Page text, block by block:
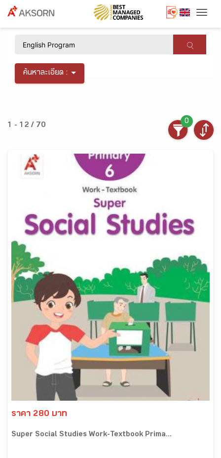
ค้นหาละเอียด :
1 - 12 / 70
0
ราคา 280 บาท
Super Social Studies Work-Textbook Prima...